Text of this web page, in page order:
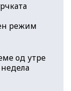
режим
од утре
недела